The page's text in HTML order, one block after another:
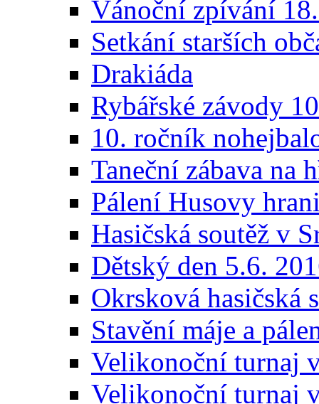
Vánoční zpívání
Setkání starších
Drakiáda
Rybářské závody
10. ročník
Taneční zábava na
Pálení Husovy
Hasičská soutěž v
Dětský den 5.6.
Okrsková hasičská
Stavění máje a
Velikonoční turnaj
Velikonoční turnaj